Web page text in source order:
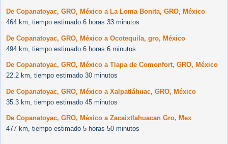
De Copanatoyac, GRO, México a La Loma Bonita, GRO, México
464 km, tiempo estimado 6 horas 33 minutos
De Copanatoyac, GRO, México a Ocotequila, gro, México
494 km, tiempo estimado 6 horas 6 minutos
De Copanatoyac, GRO, México a Tlapa de Comonfort, GRO, México
22.2 km, tiempo estimado 30 minutos
De Copanatoyac, GRO, México a Xalpatláhuac, GRO, México
35.3 km, tiempo estimado 45 minutos
De Copanatoyac, GRO, México a Zacaixtlahuacan Gro, Mex
477 km, tiempo estimado 5 horas 50 minutos